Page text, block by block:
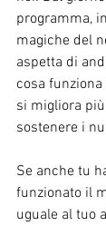
programma,
magiche del
aspetta di
cosa
si migliora
sostenere i
Se anche tu
funzionato il
uguale al tuo